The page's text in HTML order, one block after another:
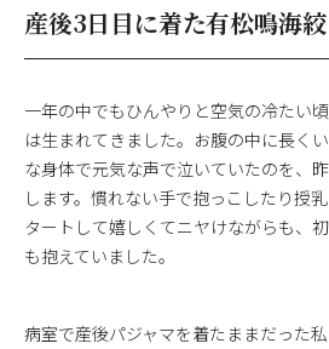
産後3日目に着た有松鳴海
一年の中でもひんやりと空気の冷たい
は生まれてきました。お腹の中に長く
な身体で元気な声で泣いていたのを、
します。慣れない手で抱っこしたり授
タートして嬉しくてニヤけながらも、
も抱えていました。
病室で産後パジャマを着たままだった